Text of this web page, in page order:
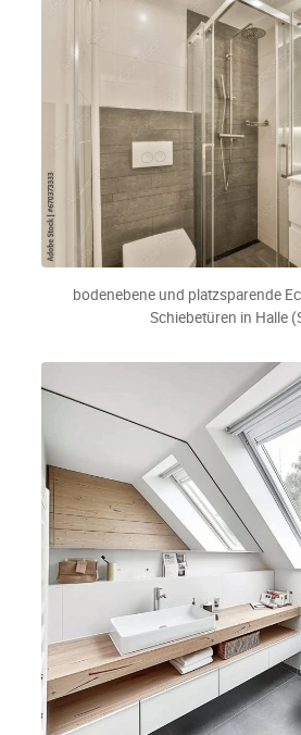
bodenebene und platzsparende
Schiebetüren in Halle